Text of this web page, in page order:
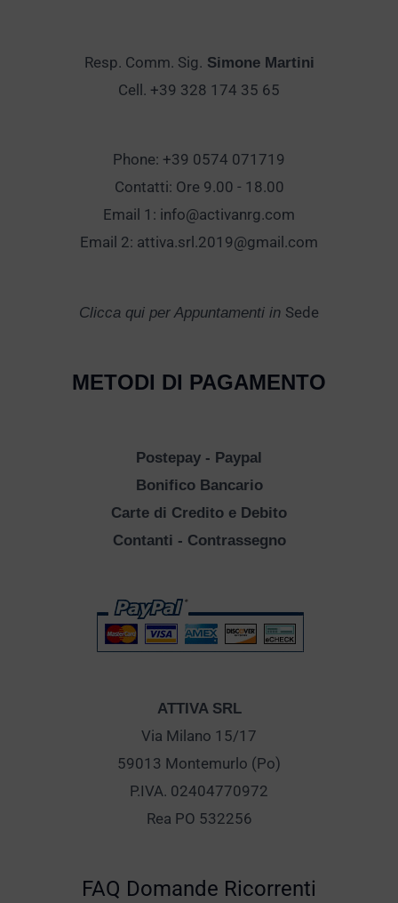
Resp. Comm. Sig. Simone Martini
Cell. +39 328 174 35 65
Phone: +39 0574 071719
Contatti: Ore 9.00 - 18.00
Email 1: info@activanrg.com
Email 2: attiva.srl.2019@gmail.com
Clicca qui per Appuntamenti in Sede
METODI DI PAGAMENTO
Postepay - Paypal
Bonifico Bancario
Carte di Credito e Debito
Contanti - Contrassegno
ATTIVA SRL
Via Milano 15/17
59013 Montemurlo (Po)
P.IVA. 02404770972
Rea PO 532256
FAQ Domande Ricorrenti